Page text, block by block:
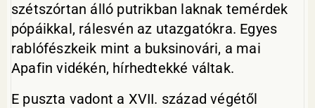
szétszórtan álló putrikban laknak temérdek
pópáikkal, rálesvén az utazgatókra. Egyes
rablófészkeik mint a buksinovári, a mai
Apafin vidékén, hírhedtekké váltak.
E puszta vadont a XVII. század végétől